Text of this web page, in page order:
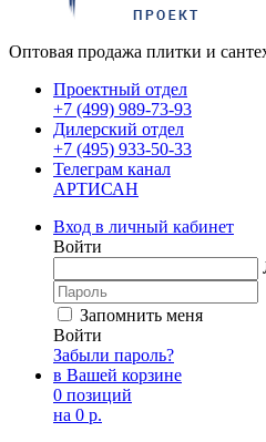
Оптовая продажа плитки и
Проектный отдел
+7 (499) 989-73-93
Дилерский отдел
+7 (495) 933-50-33
Телеграм канал
АРТИСАН
Вход в личный кабинет
Войти
Запомнить меня
Войти
Забыли пароль?
в Вашей корзине
0 позиций
на 0 р.